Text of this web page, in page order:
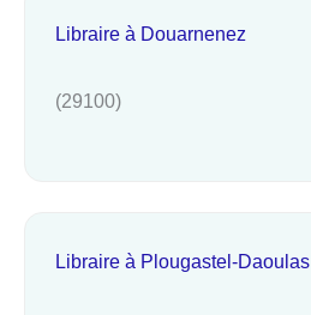
Libraire à Douarnenez
(29100)
Libraire à Plougastel-Daoulas